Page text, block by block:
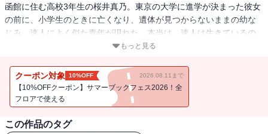
函館に住む高校3年生の桜井真乃。東京の大学に進学が決まった彼女
の前に、小学生のときに亡くなり、遺体が見つからないままの幼な
じみ、速人によく似た青年が現れた。本当は、速人は生きているの
かもしれない。かすかな希望を胸に、速人の死にまつわる事件を調
届き――！？ 美しい冬の函館を舞台に描く、切ない恋愛青春ミス
テリー。
もっと見る
クーポン対象 10%OFF 2026.08.11まで
【10%OFFクーポン】サマーブックフェス2026！全
フロアで使える
この作品のタグ